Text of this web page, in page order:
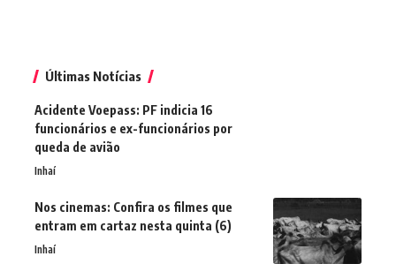
Últimas Notícias
Acidente Voepass: PF indicia 16
funcionários e ex-funcionários por
queda de avião
Inhaí
Nos cinemas: Confira os filmes que
entram em cartaz nesta quinta (6)
Inhaí